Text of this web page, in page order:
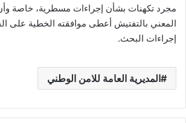
مجرد تكهنات بشأن إجراءات مسطرية، خاصة
المعني بالتفتيش أعطى موافقته الخطية على
إجراءات البحث.
المديرية العامة للامن الوطني